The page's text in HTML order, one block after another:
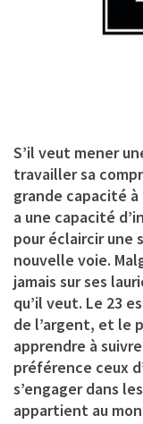
S’il veut mener
travailler sa
grande capacité
a une capacité
pour éclaircir une
nouvelle voie.
jamais sur ses
qu’il veut. Le 23
de l’argent, et le
apprendre à
préférence ceux
s’engager dans
appartient au